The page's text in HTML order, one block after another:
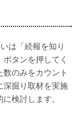
は「続報を知り
タンを押してく
のみをカウント
深掘り取材を実施
検討します。